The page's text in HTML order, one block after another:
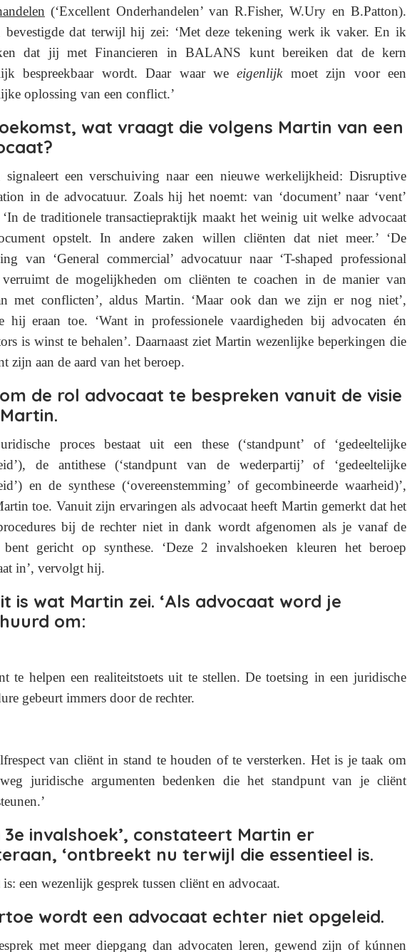
(‘Excellent Onderhandelen’ van R.Fisher, W.Ury en B.Patton).
bevestigde dat terwijl hij zei: ‘Met deze tekening werk ik vaker. En ik
dat jij met Financieren in BALANS kunt bereiken dat de kern
bespreekbaar wordt.Daar waar weeigenlijkmoet zijn voor een
oplossing van een conflict.’
wat vraagt die volgens Martin van een
signaleert een verschuiving naar een nieuwe werkelijkheid: Disruptive
in de advocatuur. Zoals hij het noemt: van ‘document’ naar ‘vent’
‘In de traditionele transactiepraktijk maakt het weinig uit welke advocaat
opstelt. In andere zaken willen cliënten dat niet meer.’ ‘De
van ‘General commercial’ advocatuur naar ‘T-shaped professional
verruimt de mogelijkheden om cliënten te coachen in de manier van
met conflicten’, aldus Martin. ‘Maar ook dan we zijn er nog niet’,
hij eraan toe. ‘Want in professionele vaardigheden bij advocaten én
is winst te behalen’. Daarnaast ziet Martin wezenlijke beperkingen die
zijn aan de aard van het beroep.
de rol advocaat te bespreken vanuit de visie
proces bestaat uit een these (‘standpunt’ of ‘gedeeltelijke
de antithese (‘standpunt van de wederpartij’ of ‘gedeeltelijke
en de synthese (‘overeenstemming’ of gecombineerde waarheid)’,
toe. Vanuit zijn ervaringen als advocaat heeft Martin gemerkt dat het
bij de rechter niet in dank wordt afgenomen als je vanaf de
bent gericht op synthese.
‘Deze 2 invalshoeken kleuren het beroep
in’, vervolgt hij.
is wat Martin zei. ‘Als advocaat word je
om:
te helpen een realiteitstoets uit te stellen. De toetsing in een juridische
gebeurt immers door de rechter.
van cliënt in stand te houden of te versterken. Het is je taak om
juridische argumenten bedenken die het standpunt van je cliënt
3e invalshoek’, constateert Martin er
‘ontbreekt nu terwijl die essentieel is.
een wezenlijk gesprek tussen cliënt en advocaat.
wordt een advocaat echter niet opgeleid.
met meer diepgang dan advocaten leren, gewend zijn of kúnnen